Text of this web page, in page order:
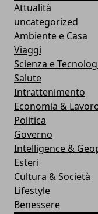
Attualità
uncategorized
Ambiente e Casa
Viaggi
Scienza e
Salute
Intrattenimento
Economia &
Politica
Governo
Intelligence &
Esteri
Cultura & Società
Lifestyle
Benessere